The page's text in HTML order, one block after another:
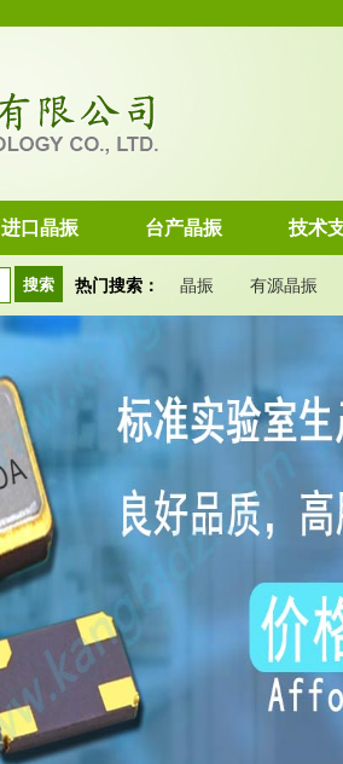
进口晶振 台产晶振 技术
热门搜索： 晶振 有源晶振